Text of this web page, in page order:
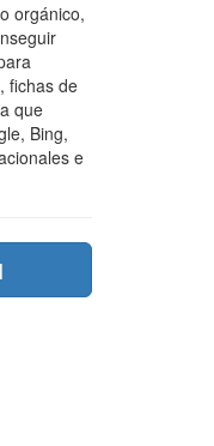
orgánico,
fichas de
que
Bing,
e